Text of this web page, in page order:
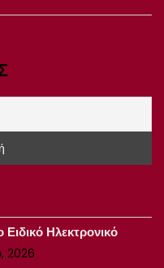
Ηλεκτρονικό
2026